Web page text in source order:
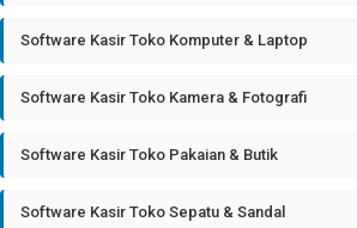
Software Kasir Toko Komputer & Laptop
Software Kasir Toko Kamera & Fotografi
Software Kasir Toko Pakaian & Butik
Software Kasir Toko Sepatu & Sandal